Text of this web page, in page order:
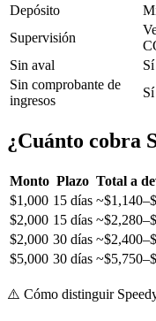
Depósito
Supervisión
Sin aval
Sí
Sin comprobante de
ingresos
Sí
¿Cuánto cobra
Monto Plazo Total a
$1,000 15 días
$2,000 15 días
$2,000 30 días
$5,000 30 días
⚠️ Cómo distinguir